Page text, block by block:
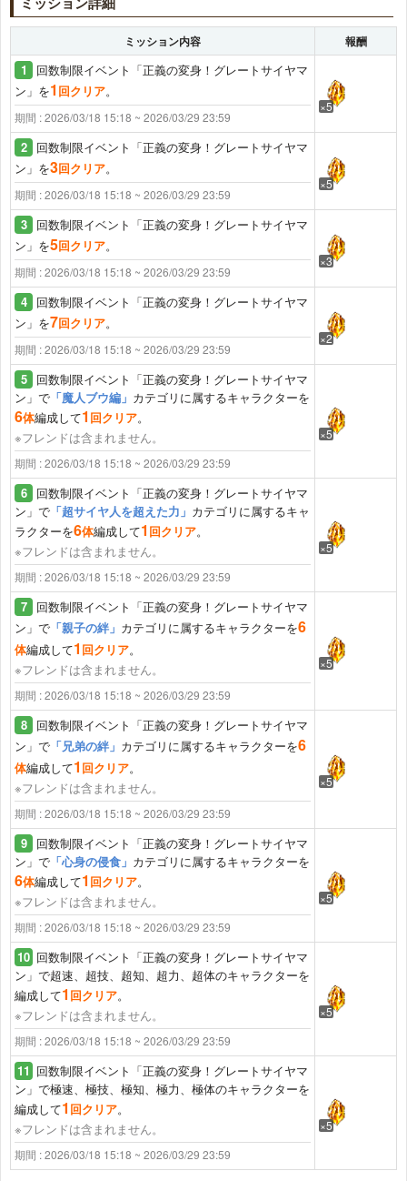
ミッション内容 報酬
1
回数制限イベント「正義の変身！グレートサイヤマ
ン」を1 回クリア。
期間 : 2026/03/18 15:18 ~ 2026/03/29 23:59
×5
2
回数制限イベント「正義の変身！グレートサイヤマ
ン」を3回クリア。
期間 : 2026/03/18 15:18 ~ 2026/03/29 23:59
×5
3
回数制限イベント「正義の変身！グレートサイヤマ
ン」を5回クリア。
期間 : 2026/03/18 15:18 ~ 2026/03/29 23:59
×3
4
回数制限イベント「正義の変身！グレートサイヤマ
ン」を7回クリア。
期間 : 2026/03/18 15:18 ~ 2026/03/29 23:59
×2
5
回数制限イベント「正義の変身！グレートサイヤマ
ン」で 「魔人ブウ編」 カテゴリに属するキャラクターを
6体編成して1 回クリア。
※フレンドは含まれません。
期間 : 2026/03/18 15:18 ~ 2026/03/29 23:59
×5
6
回数制限イベント「正義の変身！グレートサイヤマ
ン」で 「超サイヤ人を超えた力」 カテゴリに属するキャ
ラクターを6体編成して1 回クリア。
※フレンドは含まれません。
期間 : 2026/03/18 15:18 ~ 2026/03/29 23:59
×5
7
回数制限イベント「正義の変身！グレートサイヤマ
ン」で 「親子の絆」 カテゴリに属するキャラクターを6
体編成して1 回クリア。
※フレンドは含まれません。
期間 : 2026/03/18 15:18 ~ 2026/03/29 23:59
×5
8
回数制限イベント「正義の変身！グレートサイヤマ
ン」で 「兄弟の絆」 カテゴリに属するキャラクターを6
体編成して1 回クリア。
※フレンドは含まれません。
期間 : 2026/03/18 15:18 ~ 2026/03/29 23:59
×5
9
回数制限イベント「正義の変身！グレートサイヤマ
ン」で 「心身の侵食」 カテゴリに属するキャラクターを
6体編成して1 回クリア。
※フレンドは含まれません。
期間 : 2026/03/18 15:18 ~ 2026/03/29 23:59
×5
10 回数制限イベント「正義の変身！グレートサイヤマ
ン」で超速、超技、超知、超力、超体のキャラクターを
編成して1 回クリア。
※フレンドは含まれません。
期間 : 2026/03/18 15:18 ~ 2026/03/29 23:59
×5
11 回数制限イベント「正義の変身！グレートサイヤマ
ン」で極速、極技、極知、極力、極体のキャラクターを
編成して1 回クリア。
※フレンドは含まれません。
期間 : 2026/03/18 15:18 ~ 2026/03/29 23:59
×5